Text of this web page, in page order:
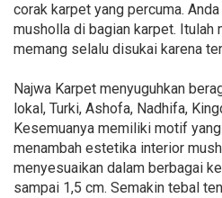
corak karpet yang percuma.
musholla di bagian karpet. Itulah
memang selalu disukai karena
Najwa Karpet menyuguhkan
lokal, Turki, Ashofa, Nadhifa,
Kesemuanya memiliki motif
menambah estetika interior
menyesuaikan dalam berbagai
sampai 1,5 cm. Semakin tebal